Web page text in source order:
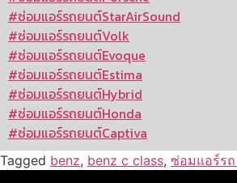
#ซ่อมแอร์รถยนต์StarAirSound
#ซ่อมแอร์รถยนต์Volk
#ซ่อมแอร์รถยนต์Evoque
#ซ่อมแอร์รถยนต์Estima
#ซ่อมแอร์รถยนต์Hybrid
#ซ่อมแอร์รถยนต์Honda
#ซ่อมแอร์รถยนต์Captiva
Tagged benz, benz c class, ซ่อมแอร์ร